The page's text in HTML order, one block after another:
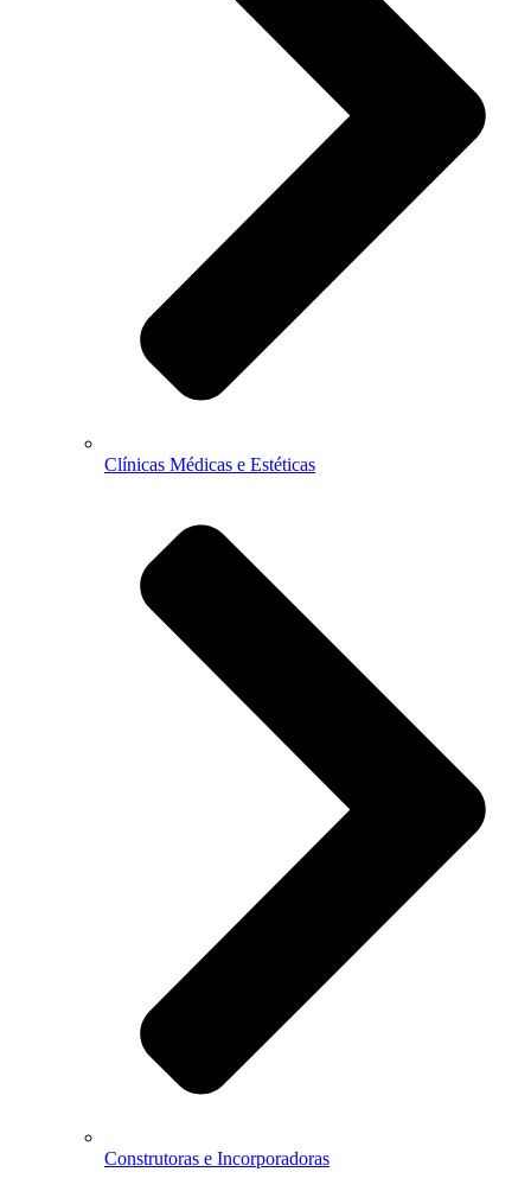
Clínicas Médicas e Estéticas
Construtoras e Incorporadoras